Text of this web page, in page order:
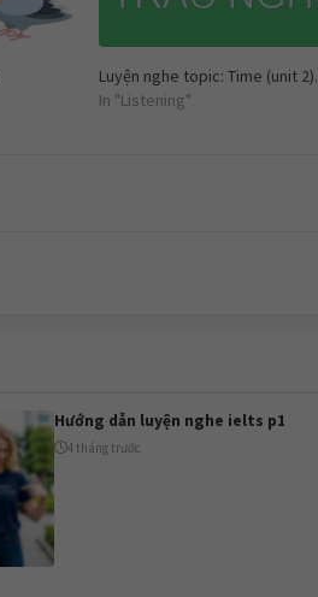
Luyện nghe topic: Time (unit 2).
In "Listening"
Hướng dẫn luyện nghe ielts p1
4 tháng trước